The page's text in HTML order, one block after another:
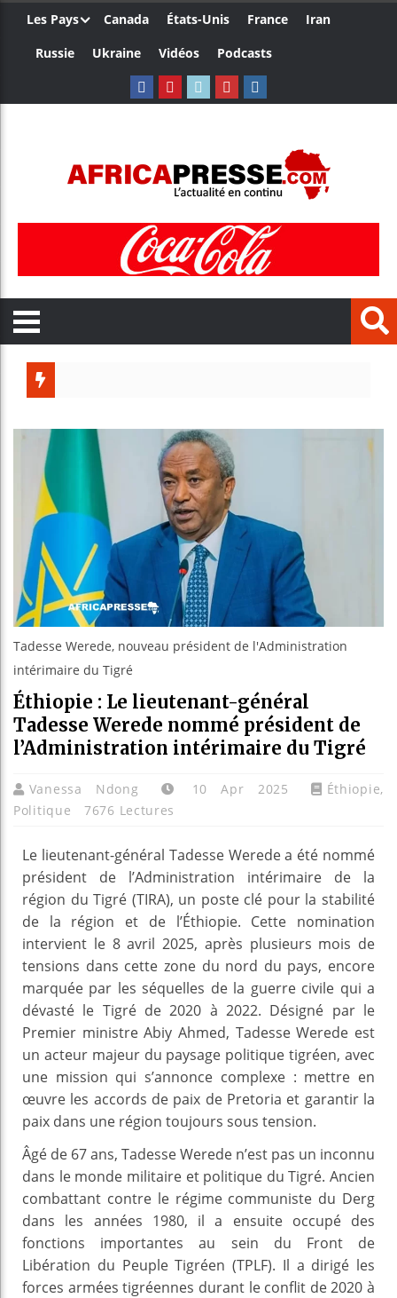
Les Pays Canada États-Unis France
Iran
Russie
Ukraine Vidéos Podcasts
Réforme
Tadesse Werede, nouveau président de l'Administration
intérimaire du Tigré
Éthiopie : Le lieutenant-général
Tadesse Werede nommé président de
l’Administration intérimaire du Tigré
Vanessa Ndong 10 Apr 2025 Éthiopie,
Politique
7676 Lectures
Le lieutenant-général Tadesse Werede a été nommé
président de l’Administration intérimaire de la
région du Tigré (TIRA), un poste clé pour la stabilité
de la région et de l’Éthiopie. Cette nomination
intervient le 8 avril 2025, après plusieurs mois de
tensions dans cette zone du nord du pays, encore
marquée par les séquelles de la guerre civile qui a
dévasté le Tigré de 2020 à 2022. Désigné par le
Premier ministre Abiy Ahmed, Tadesse Werede est
un acteur majeur du paysage politique tigréen, avec
une mission qui s’annonce complexe : mettre en
œuvre les accords de paix de Pretoria et garantir la
paix dans une région toujours sous tension.
Âgé de 67 ans, Tadesse Werede n’est pas un inconnu
dans le monde militaire et politique du Tigré. Ancien
combattant contre le régime communiste du Derg
dans les années 1980, il a ensuite occupé des
fonctions importantes au sein du Front de
Libération du Peuple Tigréen (TPLF). Il a dirigé les
forces armées tigréennes durant le conflit de 2020 à